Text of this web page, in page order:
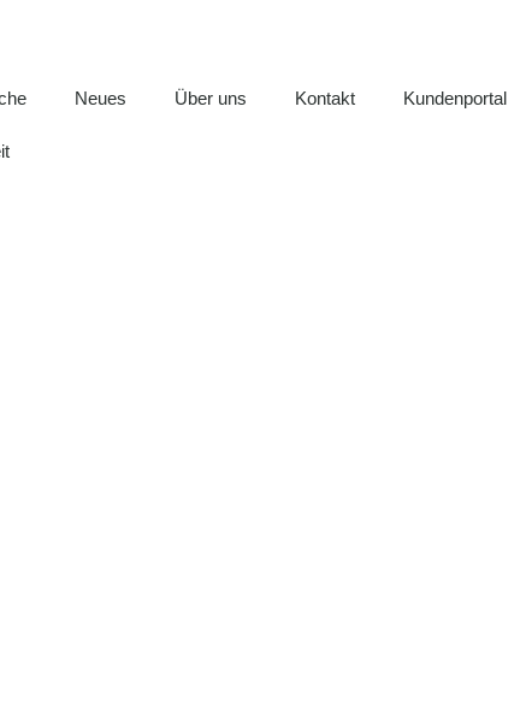
Neues Über uns Kontakt Kundenportal